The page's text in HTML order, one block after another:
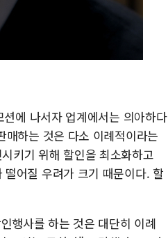
에 나서자 업계에서는 의아하다
하는 것은 다소 이례적이라는
키기 위해 할인을 최소화하고
어질 우려가 크기 때문이다. 할
행사를 하는 것은 대단히 이례